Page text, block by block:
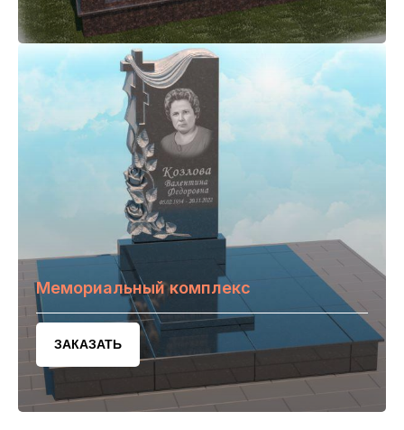
Мемориальный комплекс
ЗАКАЗАТЬ